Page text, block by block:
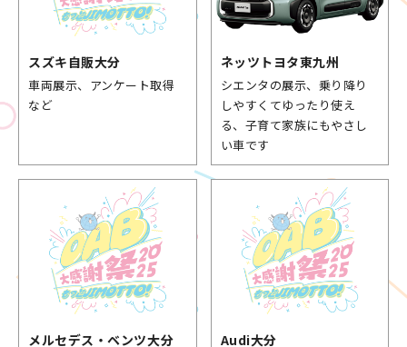
スズキ自販大分
車両展示、アンケート取得
など
ネッツトヨタ東九州
シエンタの展示、乗り降り
しやすくてゆったり使え
る、子育て家族にもやさし
い車です
メルセデス・ベンツ大分 Audi大分